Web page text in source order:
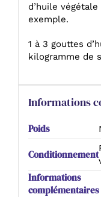
d’huile
exemple.
1 à 3 gouttes
kilogramme de
Informations
Poids
Conditionnement
Informations
complémentaires